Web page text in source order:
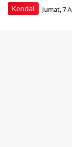
Kendal Jumat, 7